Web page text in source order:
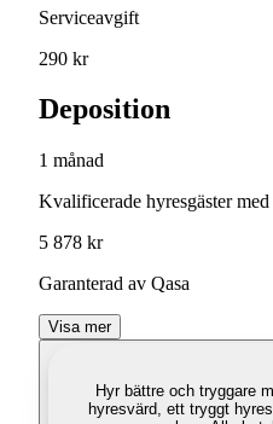
Serviceavgift
290 kr
Deposition
1 månad
Kvalificerade hyresgäster
5 878 kr
Garanterad av Qasa
Visa mer
Hyr bättre och tryggare
hyresvärd, ett tryggt